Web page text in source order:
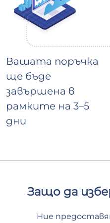
Вашата поръчка
ще бъде
завършена в
рамките на 3–5
дни
Защо да
Ние